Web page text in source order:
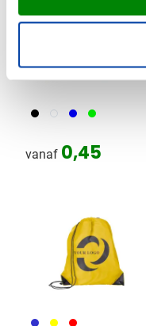
001 002 005 019
vanaf 0,45
023 006 008